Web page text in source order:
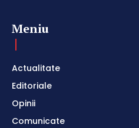
Meniu
Actualitate
Editoriale
Opinii
Comunicate